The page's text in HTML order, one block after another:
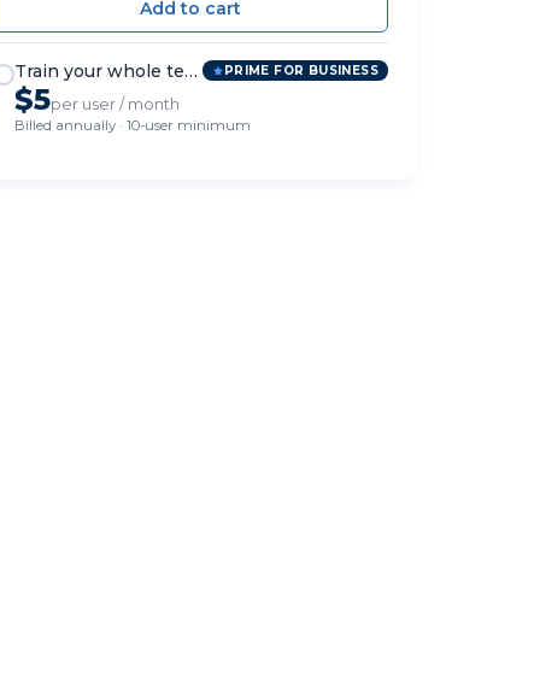
Train your whole team PRIME FOR BUSINESS
$5per user / month
Billed annually · 10-user minimum